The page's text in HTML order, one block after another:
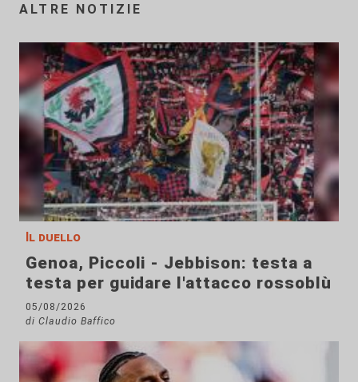
ALTRE NOTIZIE
Il duello
Genoa, Piccoli - Jebbison: testa a
testa per guidare l'attacco rossoblù
05/08/2026
di Claudio Baffico